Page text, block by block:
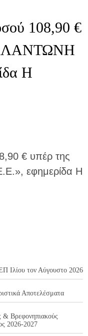
108,90 €
Η
€ υπέρ της
εφημερίδα Η
Ιλίου τον Αύγουστο 2026
Αποτελέσματα
& Βρεφονηπιακούς
2026-2027